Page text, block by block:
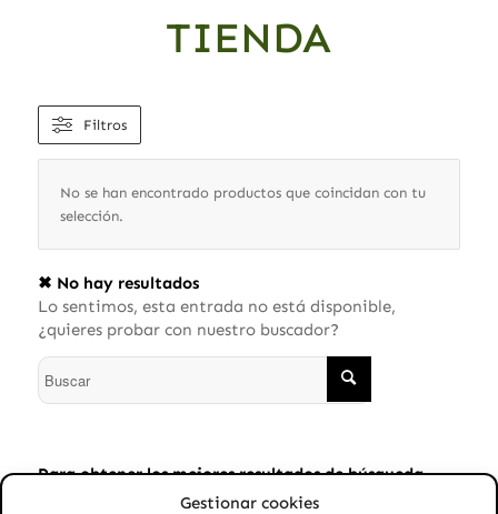
Gestionar cookies
TIENDA
Filtros
No se han encontrado productos que coincidan con tu
selección.
✖ No hay resultados
Lo sentimos, esta entrada no está disponible,
¿quieres probar con nuestro buscador?
Para obtener los mejores resultados de búsqueda,
sigue estos consejos: